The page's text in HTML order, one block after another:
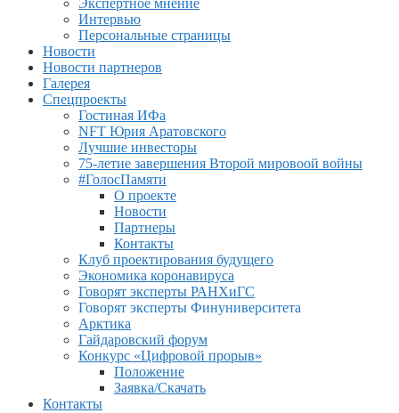
Экспертное мнение
Интервью
Персональные страницы
Новости
Новости партнеров
Галерея
Спецпроекты
Гостиная ИФа
NFT Юрия Аратовского
Лучшие инвесторы
75-летие завершения Второй мировоой войны
#ГолосПамяти
О проекте
Новости
Партнеры
Контакты
Клуб проектирования будущего
Экономика коронавируса
Говорят эксперты РАНХиГС
Говорят эксперты Финуниверситета
Арктика
Гайдаровский форум
Конкурс «Цифровой прорыв»
Положение
Заявка/Скачать
Контакты